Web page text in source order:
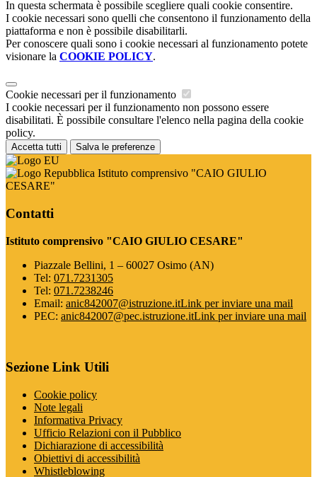
In questa schermata è possibile scegliere quali cookie consentire.
I cookie necessari sono quelli che consentono il funzionamento della
piattaforma e non è possibile disabilitarli.
Per conoscere quali sono i cookie necessari al funzionamento potete
visionare la COOKIE POLICY.
Cookie necessari per il funzionamento
I cookie necessari per il funzionamento non possono essere
disabilitati. È possibile consultare l'elenco nella pagina della cookie
policy.
Accetta tutti Salva le preferenze
Istituto comprensivo "CAIO GIULIO
CESARE"
Contatti
Istituto comprensivo "CAIO GIULIO CESARE"
Piazzale Bellini, 1 – 60027 Osimo (AN)
Tel: 071.7231305
Tel: 071.7238246
Email: anic842007@istruzione.itLink per inviare una mail
PEC: anic842007@pec.istruzione.itLink per inviare una mail
Sezione Link Utili
Cookie policy
Note legali
Informativa Privacy
Ufficio Relazioni con il Pubblico
Dichiarazione di accessibilità
Obiettivi di accessibilità
Whistleblowing